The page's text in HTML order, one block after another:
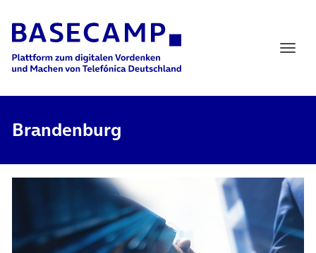
Main Navigation
Brandenburg